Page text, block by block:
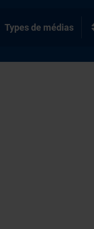
Types de médias